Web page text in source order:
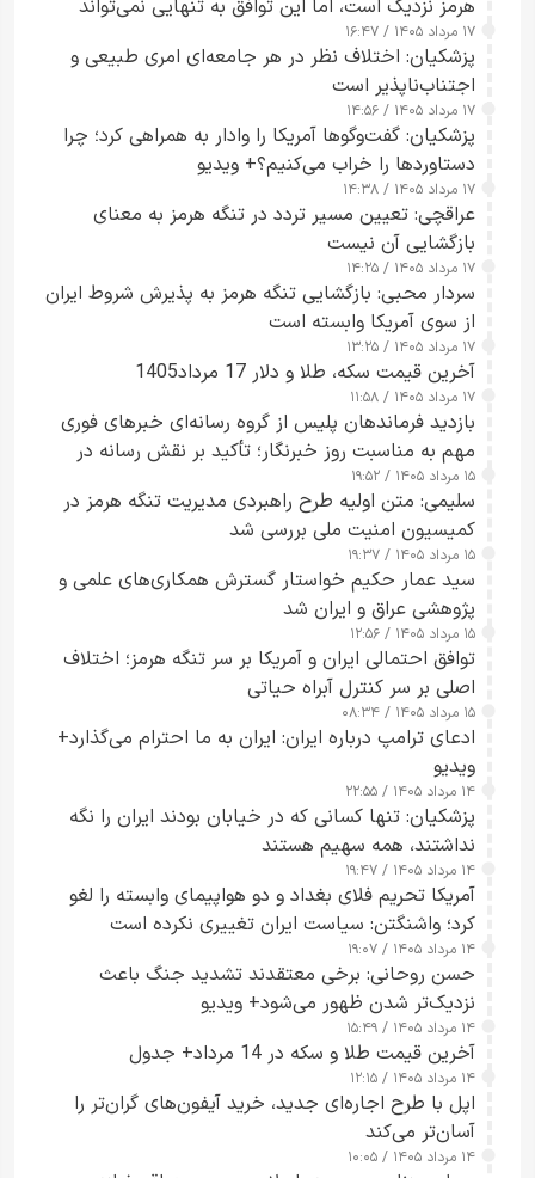
هرمز نزدیک است، اما این توافق به تنهایی نمی‌تواند
آبراه را آزاد کند
۱۷ مرداد ۱۴۰۵ / ۱۶:۴۷
پزشکیان: اختلاف نظر در هر جامعه‌ای امری طبیعی و
اجتناب‌ناپذیر است
۱۷ مرداد ۱۴۰۵ / ۱۴:۵۶
پزشکیان: گفت‌وگوها آمریکا را وادار به همراهی کرد؛ چرا
دستاوردها را خراب می‌کنیم؟+ ویدیو
۱۷ مرداد ۱۴۰۵ / ۱۴:۳۸
عراقچی: تعیین مسیر تردد در تنگه هرمز به معنای
بازگشایی آن نیست
۱۷ مرداد ۱۴۰۵ / ۱۴:۲۵
سردار محبی: بازگشایی تنگه هرمز به پذیرش شروط ایران
از سوی آمریکا وابسته است
۱۷ مرداد ۱۴۰۵ / ۱۳:۲۵
آخرین قیمت سکه، طلا و دلار 17 مرداد1405
۱۷ مرداد ۱۴۰۵ / ۱۱:۵۸
بازدید فرماندهان پلیس از گروه رسانه‌ای خبرهای فوری
مهم به مناسبت روز خبرنگار؛ تأکید بر نقش رسانه در
تقویت امنیت و اعتماد عمومی
۱۵ مرداد ۱۴۰۵ / ۱۹:۵۲
سلیمی: متن اولیه طرح راهبردی مدیریت تنگه هرمز در
کمیسیون امنیت ملی بررسی شد
۱۵ مرداد ۱۴۰۵ / ۱۹:۳۷
سید عمار حکیم خواستار گسترش همکاری‌های علمی و
پژوهشی عراق و ایران شد
۱۵ مرداد ۱۴۰۵ / ۱۲:۵۶
توافق احتمالی ایران و آمریکا بر سر تنگه هرمز؛ اختلاف
اصلی بر سر کنترل آبراه حیاتی
۱۵ مرداد ۱۴۰۵ / ۰۸:۳۴
ادعای ترامپ درباره ایران: ایران به ما احترام می‌گذارد+
ویدیو
۱۴ مرداد ۱۴۰۵ / ۲۲:۵۵
پزشکیان: تنها کسانی که در خیابان بودند ایران را نگه
نداشتند، همه سهیم هستند
۱۴ مرداد ۱۴۰۵ / ۱۹:۴۷
آمریکا تحریم فلای بغداد و دو هواپیمای وابسته را لغو
کرد؛ واشنگتن: سیاست ایران تغییری نکرده است
۱۴ مرداد ۱۴۰۵ / ۱۹:۰۷
حسن روحانی: برخی معتقدند تشدید جنگ باعث
نزدیک‌تر شدن ظهور می‌شود+ ویدیو
۱۴ مرداد ۱۴۰۵ / ۱۵:۴۹
آخرین قیمت طلا و سکه در 14 مرداد+ جدول
۱۴ مرداد ۱۴۰۵ / ۱۲:۱۵
اپل با طرح اجاره‌ای جدید، خرید آیفون‌های گران‌تر را
آسان‌تر می‌کند
۱۴ مرداد ۱۴۰۵ / ۱۰:۰۵